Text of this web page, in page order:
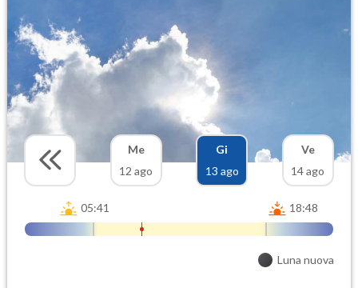
Me
12 ago
Gi
13 ago
Ve
14 ago
05:41 18:48
Luna nuova